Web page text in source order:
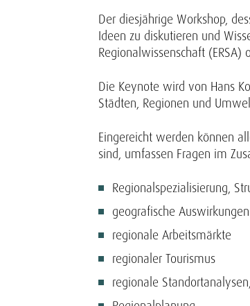
Der diesjährige Workshop,
Ideen zu diskutieren und
Regionalwissenschaft
Die Keynote wird von Hans
Städten, Regionen und
Eingereicht werden können
sind, umfassen Fragen im
Regionalspezialisierung,
geografische
regionale Arbeitsmärkte
regionaler Tourismus
regionale